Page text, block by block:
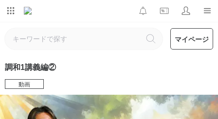
マイページ
調和1講義編②
動画